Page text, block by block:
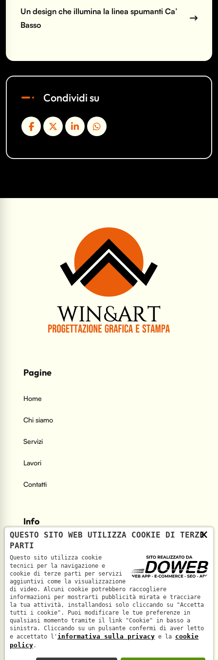
Un design che illumina la linea spumanti Ca’
Basso
Condividi su
Pagine
Home
Chi siamo
Servizi
Lavori
Contatti
Info
Indirizzo
Via Mefistofele, 5 - 37131 Verona
Telefono
+39 045 6933291
×
QUESTO SITO WEB UTILIZZA COOKIE DI TERZE
PARTI
Questo sito utilizza cookie
tecnici per la navigazione e
cookie di terze parti per servizi
aggiuntivi come la visualizzazione
di video. Alcuni cookie potrebbero raccogliere
informazioni per mostrarti pubblicità mirata e tracciare
la tua attività, installandosi solo cliccando su "Accetta
tutti i cookie". Puoi modificare le tue preferenze in
qualsiasi momento tramite il link "Cookie" in basso a
sinistra. Cliccando su un pulsante confermi di aver letto
e accettato l' informativa sulla privacy e la cookie
policy.